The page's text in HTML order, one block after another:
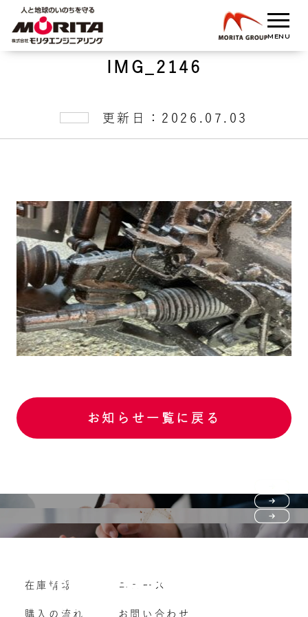
IMG_2146
更新日：2026.07.03
お知らせ一覧に戻る
購入の流れ
よくいただくご質問
Vehicle purchase
車両買い取り
在庫情報
購入の流れ
ニュース
お問い合わせ